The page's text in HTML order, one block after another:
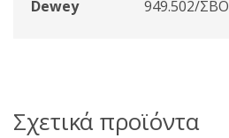
Dewey
949.502/ΣΒΟ
Σχετικά προϊόντα